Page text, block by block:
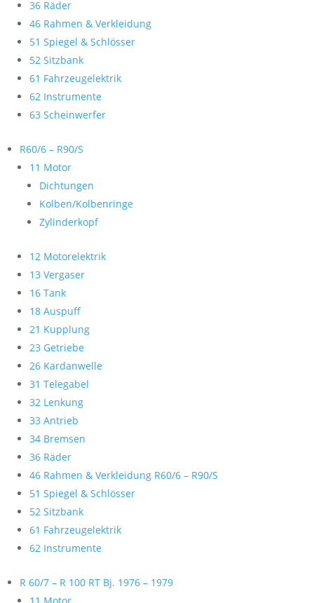
36 Räder
46 Rahmen & Verkleidung
51 Spiegel & Schlösser
52 Sitzbank
61 Fahrzeugelektrik
62 Instrumente
63 Scheinwerfer
R60/6 – R90/S
11 Motor
Dichtungen
Kolben/Kolbenringe
Zylinderkopf
12 Motorelektrik
13 Vergaser
16 Tank
18 Auspuff
21 Kupplung
23 Getriebe
26 Kardanwelle
31 Telegabel
32 Lenkung
33 Antrieb
34 Bremsen
36 Räder
46 Rahmen & Verkleidung R60/6 – R90/S
51 Spiegel & Schlösser
52 Sitzbank
61 Fahrzeugelektrik
62 Instrumente
R 60/7 – R 100 RT Bj. 1976 – 1979